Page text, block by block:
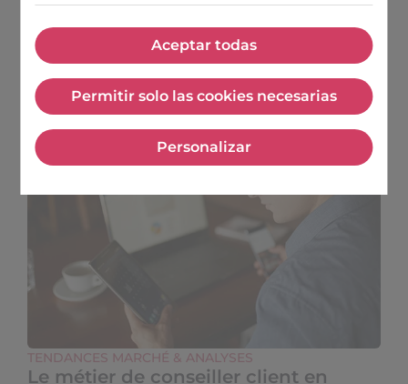
Aceptar todas
Permitir solo las cookies necesarias
Permitir solo las cookies
Personalizar
GUIDES ET CONSEILS
Le design d’une solution CCaaS se
doit de placer l’humain au centre
TENDANCES MARCHÉ & ANALYSES
Le métier de conseiller client en